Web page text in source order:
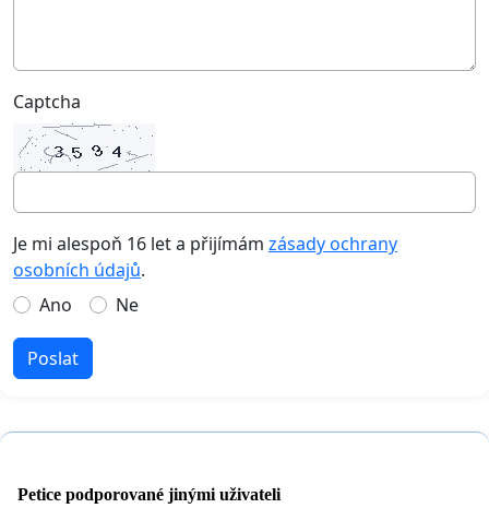
Captcha
Je mi alespoň 16 let a přijímám zásady ochrany
osobních údajů.
Ano
Ne
Poslat
Petice podporované jinými uživateli